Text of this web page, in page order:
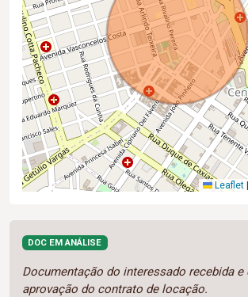
Leaflet |
DOC EM ANÁLISE
Documentação do interessado recebida e
aprovação do contrato de locação.